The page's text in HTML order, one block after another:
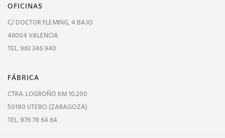
OFICINAS
C/ DOCTOR FLEMING, 4 BAJO
46004 VALENCIA
TEL. 963 346 940
FÁBRICA
CTRA. LOGROÑO KM 10.200
50180 UTEBO (ZARAGOZA)
TEL. 976 78 64 64